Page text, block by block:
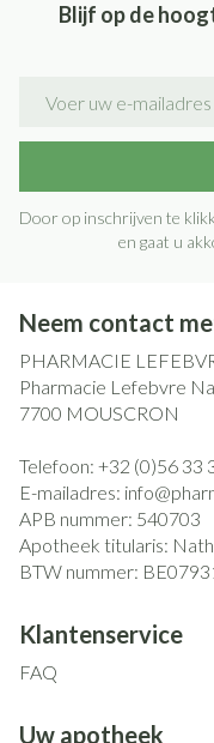
Blijf op de
Door op inschrijven te
en gaat u
Neem contact
PHARMACIE
Pharmacie Lefebvre
7700 MOUSCRON
Telefoon: +32 (0)56 33
E-mailadres: info@
APB nummer: 540703
Apotheek titularis:
BTW nummer:
Klantenservice
FAQ
Uw apotheek